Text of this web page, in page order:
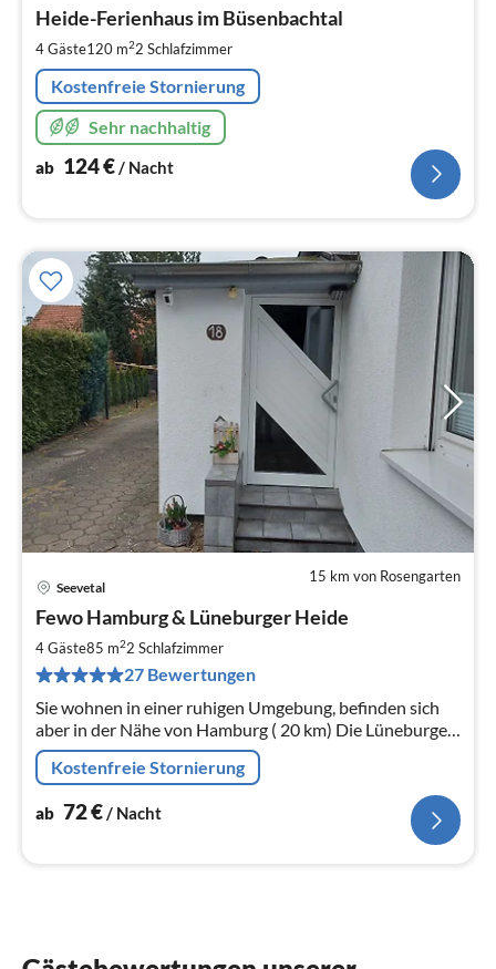
Heide-Ferienhaus im Büsenbachtal
4 Gäste120 m22 Schlafzimmer
Kostenfreie Stornierung
Sehr nachhaltig
ab 124€/ Nacht
15 km von Rosengarten
Seevetal
Fewo Hamburg & Lüneburger Heide
4 Gäste85 m22 Schlafzimmer
27 Bewertungen
Sie wohnen in einer ruhigen Umgebung, befinden sich
aber in der Nähe von Hamburg ( 20 km) Die Lüneburger
Heide bietet sich zum wandern an oder Sie besuchen
weitere Aktivitäten
Kostenfreie Stornierung
ab 72€/ Nacht